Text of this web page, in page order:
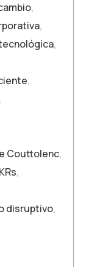
,
,
,
,
,
Couttolenc,
,
disruptivo,